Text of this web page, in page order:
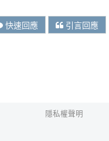
快速回應 引言回應
隱私權聲明